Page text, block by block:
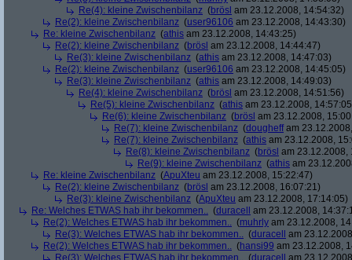
Re(4): kleine Zwischenbilanz (brösl am 23.12.2008, 14:54:32)
Re(2): kleine Zwischenbilanz (user96106 am 23.12.2008, 14:43:30)
Re: kleine Zwischenbilanz (athis am 23.12.2008, 14:43:25)
Re(2): kleine Zwischenbilanz (brösl am 23.12.2008, 14:44:47)
Re(3): kleine Zwischenbilanz (athis am 23.12.2008, 14:47:03)
Re(2): kleine Zwischenbilanz (user96106 am 23.12.2008, 14:45:05)
Re(3): kleine Zwischenbilanz (athis am 23.12.2008, 14:49:03)
Re(4): kleine Zwischenbilanz (brösl am 23.12.2008, 14:51:56)
Re(5): kleine Zwischenbilanz (athis am 23.12.2008,
Re(6): kleine Zwischenbilanz (brösl am 23.12.2008,
Re(7): kleine Zwischenbilanz (dougheffam
Re(7): kleine Zwischenbilanz (athis am 23.12.2008,
Re(8): kleine Zwischenbilanz (brösl am 23.12.2008,
Re(9): kleine Zwischenbilanz (athis am
Re: kleine Zwischenbilanz (ApuXteu am 23.12.2008, 15:22:47)
Re(2): kleine Zwischenbilanz (brösl am 23.12.2008, 16:07:21)
Re(3): kleine Zwischenbilanz (ApuXteu am 23.12.2008, 17:14:05)
Re: Welches ETWAS hab ihr bekommen.. (duracell
am 23.12.2008,
Re(2): Welches ETWAS hab ihr bekommen.. (muhrly am 23.12.2008,
Re(3): Welches ETWAS hab ihr bekommen.. (duracell
am
Re(2): Welches ETWAS hab ihr bekommen.. (hansi99 am 23.12.2008,
Re(3): Welches ETWAS hab ihr bekommen.. (duracell
am